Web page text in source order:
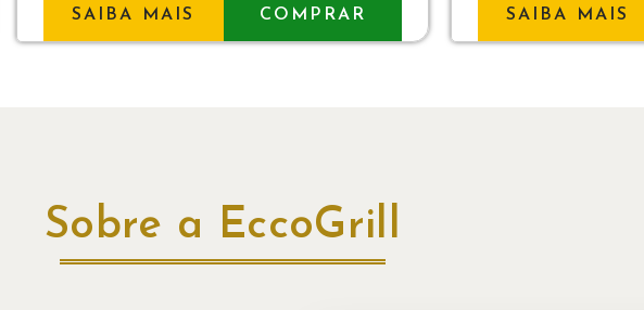
SAIBA MAIS COMPRAR SAIBA MAIS
Sobre a EccoGrill